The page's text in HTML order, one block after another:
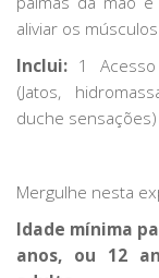
aliviar os
Inclui: 1
(Jatos,
duche
Mergulhe nesta
Idade mínima
anos, ou 12